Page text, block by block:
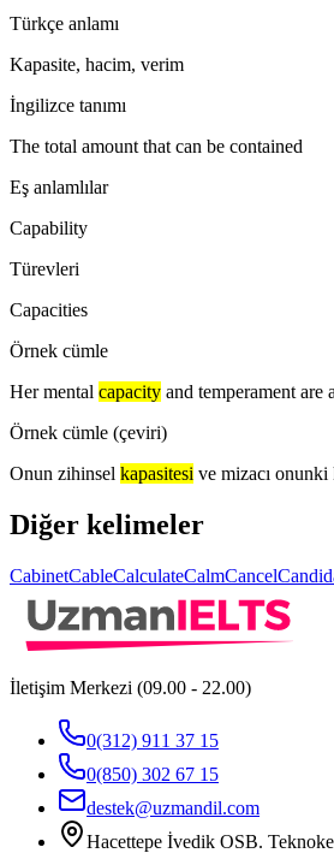
Türkçe anlamı
Kapasite, hacim, verim
İngilizce tanımı
The total amount that can be contained
Eş anlamlılar
Capability
Türevleri
Capacities
Örnek cümle
Her mental capacity and temperament are
Örnek cümle (çeviri)
Onun zihinsel kapasitesi ve mizacı
Diğer kelimeler
CabinetCableCalculateCalmCancel
İletişim Merkezi (09.00 - 22.00)
0(312) 911 37 15
0(850) 302 67 15
destek@uzmandil.com
Hacettepe İvedik OSB.